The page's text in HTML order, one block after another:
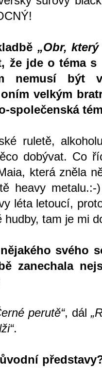
„Obr,
že jde o téma
nemusí být
velkým
společenská
ruletě,
dobývat. Co
která zněla
heavy
léta letoucí,
tam je mi
svého
zanechala
perutě“, dál
.